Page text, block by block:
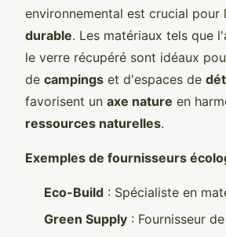
environnemental est crucial pour
durable. Les matériaux tels que
le verre récupéré sont idéaux
de campings et d'espaces de
favorisent un axe nature en
ressources naturelles.
Exemples de fournisseurs
Eco-Build : Spécialiste en
Green Supply : Fournisseur